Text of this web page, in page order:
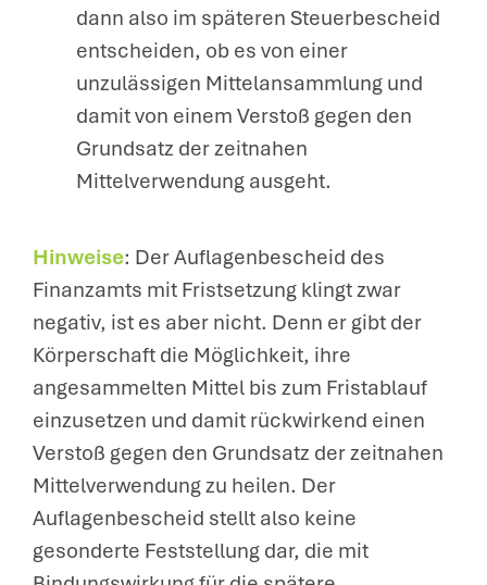
dann also im späteren Steuerbescheid
entscheiden, ob es von einer
unzulässigen Mittelansammlung und
damit von einem Verstoß gegen den
Grundsatz der zeitnahen
Mittelverwendung ausgeht.
Hinweise: Der Auflagenbescheid des
Finanzamts mit Fristsetzung klingt zwar
negativ, ist es aber nicht. Denn er gibt der
Körperschaft die Möglichkeit, ihre
angesammelten Mittel bis zum Fristablauf
einzusetzen und damit rückwirkend einen
Verstoß gegen den Grundsatz der zeitnahen
Mittelverwendung zu heilen. Der
Auflagenbescheid stellt also keine
gesonderte Feststellung dar, die mit